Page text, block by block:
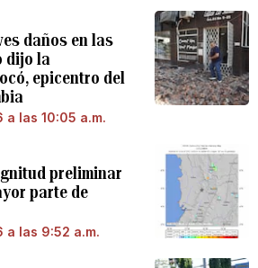
daños en las
dijo la
epicentro del
a las 10:05 a.m.
preliminar
parte de
a las 9:52 a.m.